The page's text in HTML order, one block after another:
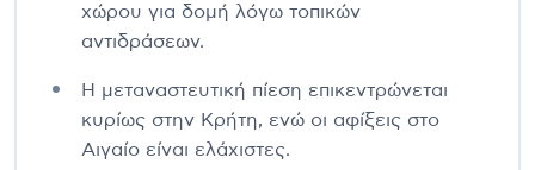
χώρου για δομή λόγω τοπικών
αντιδράσεων.
Η μεταναστευτική πίεση επικεντρώνεται
κυρίως στην Κρήτη, ενώ οι αφίξεις στο
Αιγαίο είναι ελάχιστες.